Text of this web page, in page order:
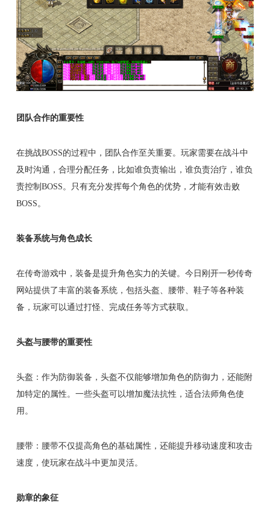
团队合作的重要性
在挑战BOSS的过程中，团队合作至关重要。玩家需要在战斗中
及时沟通，合理分配任务，比如谁负责输出，谁负责治疗，谁负
责控制BOSS。只有充分发挥每个角色的优势，才能有效击败
BOSS。
装备系统与角色成长
在传奇游戏中，装备是提升角色实力的关键。今日刚开一秒传奇
网站提供了丰富的装备系统，包括头盔、腰带、鞋子等各种装
备，玩家可以通过打怪、完成任务等方式获取。
头盔与腰带的重要性
头盔：作为防御装备，头盔不仅能够增加角色的防御力，还能附
加特定的属性。一些头盔可以增加魔法抗性，适合法师角色使
用。
腰带：腰带不仅提高角色的基础属性，还能提升移动速度和攻击
速度，使玩家在战斗中更加灵活。
勋章的象征